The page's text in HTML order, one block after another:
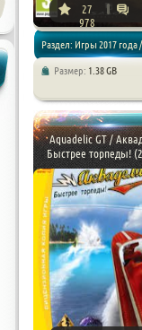
27
978
Раздел: Игры 2017 года /
Размер: 1.38 GB
Aquadelic GT /
Быстрее торпеды!